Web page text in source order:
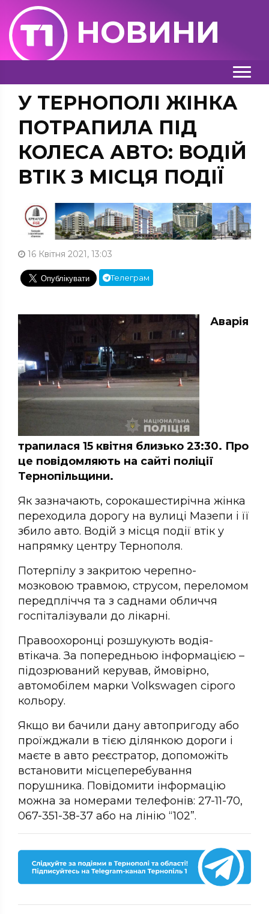
НОВИНИ
У ТЕРНОПОЛІ ЖІНКА
ПОТРАПИЛА ПІД
КОЛЕСА АВТО: ВОДІЙ
ВТІК З МІСЦЯ ПОДІЇ
16 Квітня 2021, 13:03
Телеграм
Аварія
трапилася 15 квітня близько 23:30. Про
це повідомляють на сайті поліції
Тернопільщини.
Як зазначають, сорокашестирічна жінка
переходила дорогу на вулиці Мазепи і її
збило авто. Водій з місця події втік у
напрямку центру Тернополя.
Потерпілу з закритою черепно-
мозковою травмою, струсом, переломом
передпліччя та з саднами обличчя
госпіталізували до лікарні.
Правоохоронці розшукують водія-
втікача. За попередньою інформацією –
підозрюваний керував, ймовірно,
автомобілем марки Volkswagen сірого
кольору.
Якщо ви бачили дану автопригоду або
проїжджали в тією ділянкою дороги і
маєте в авто реєстратор, допоможіть
встановити місцеперебування
порушника. Повідомити інформацію
можна за номерами телефонів: 27-11-70,
067-351-38-37 або на лінію “102”.